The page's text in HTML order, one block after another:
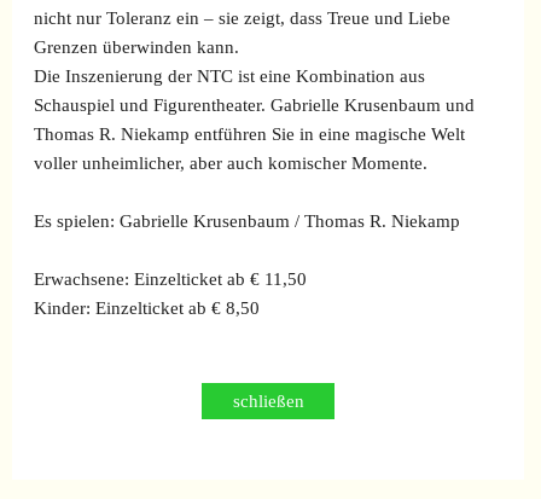
nicht nur Toleranz ein – sie zeigt, dass Treue und Liebe
Grenzen überwinden kann.
Die Inszenierung der NTC ist eine Kombination aus
Schauspiel und Figurentheater. Gabrielle Krusenbaum und
Thomas R. Niekamp entführen Sie in eine magische Welt
voller unheimlicher, aber auch komischer Momente.
Es spielen: Gabrielle Krusenbaum / Thomas R. Niekamp
Erwachsene: Einzelticket ab € 11,50
Kinder: Einzelticket ab € 8,50
schließen